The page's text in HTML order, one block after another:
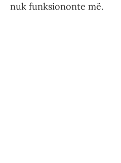
nuk funksiononte më.